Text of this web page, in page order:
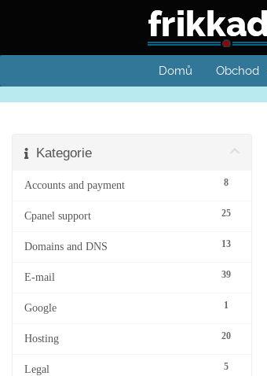
Domů Obchod
Kategorie
8
Accounts and payment
25
Cpanel support
13
Domains and DNS
39
E-mail
1
Google
20
Hosting
5
Legal